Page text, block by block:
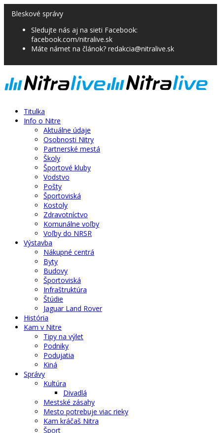
Bleskové správy
Sledujte nás aj na sieti Facebook:
facebook.com/nitralive.sk
Máte námet na článok? redakcia@nitralive.sk
Titulka
Info o Nitre
Aktuálne údaje
Osobnosti Nitry
Partnerské mestá
Školy
Športové kluby
Vodstvo
Pošty
Športoviská
Kostoly
Zdravotníctvo
Komunálne voľby
Voľby do NRSR
Výstavba
Nákupné centrá
Byty
Budovy
Športoviská
Infraštruktúra
Štúdie
Jaguar Land Rover
História
Kam v Nitre
Tipy na výlet
Podniky
Podujatia
Kiná
Správy
Kultúra
Divadlá
Mestské zásahy
Mesto potrebuje viac rieky
Kam kráčaš Nitra
Šport